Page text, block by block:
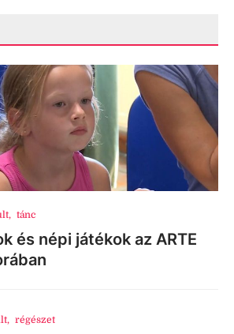
, tánc
és népi játékok az ARTE
, régészet